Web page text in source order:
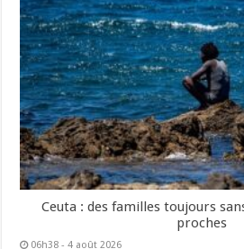
Ceuta : des familles toujours
proches
06h38 - 4 août 2026